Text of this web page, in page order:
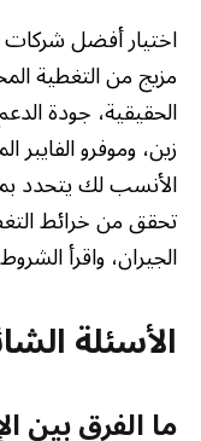
اختيار أفضل شركات
مزيج من التغطية
زين، وموفرو
الأنسب لك يتحدد
تحقق من خرائط
الجيران، واقرأ
الأسئلة